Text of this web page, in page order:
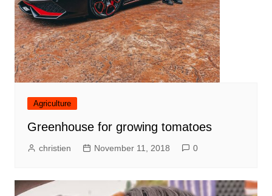
Agriculture
Greenhouse for growing tomatoes
christien November 11, 2018 0